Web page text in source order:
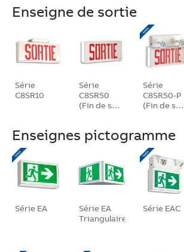
Enseigne de sortie
Série
C8SR10
Série
C8SR50
(Fin de s…
Série
C8SR50-P
(Fin de s…
Enseignes pictogramme
Série EA
Série EA
Triangulaire
Série EAC